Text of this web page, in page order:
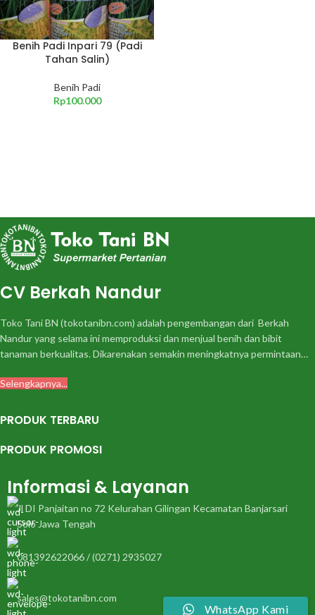
Benih Padi Inpari 79 (Padi
Tahan Salin)
Benih Padi
Rp100.000
CV Berkah Nandur
Toko Tani BN (tokotanibn.com) adalah pengembangan dari Berkah
Nandur yang selama ini memproduksi dan menjual benih dan bibit
tanaman berkualitas. Dikarenakan semakin meningkatnya permintaan…
Selengkapnya...
PRODUK TERBARU
PRODUK PROMOSI
Informasi & Layanan
Jl DI Panjaitan no 72 Kelurahan Gilingan Kecamatan Banjarsari
Solo Jawa Tengah
081392622066 / (0271) 2935027
sales@tokotanibn.com
WhatsApp Kami